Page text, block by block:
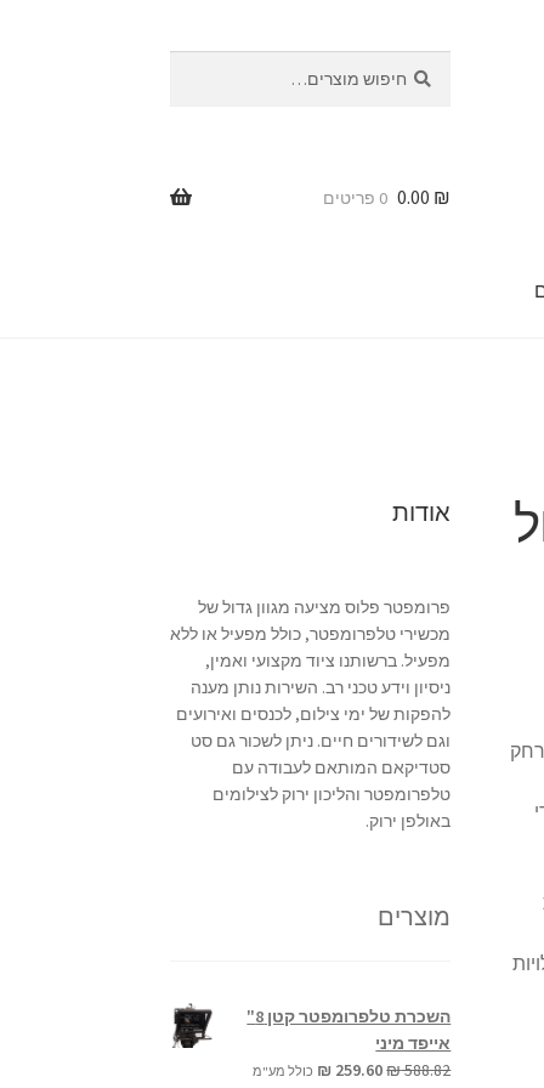
עבור:
₪ 0 פריטים
מרחק
אודות
פרומפטר פלוס מציעה מגוון גדול של
מכשירי טלפרומפטר, כולל מפעיל או ללא
מפעיל. ברשותנו ציוד מקצועי ואמין,
ניסיון וידע טכני רב. השירות נותן מענה
להפקות של ימי צילום, לכנסים ואירועים
וגם לשידורים חיים. ניתן לשכור גם סט
סטדיקאם המותאם לעבודה עם
טלפרומפטר והליכון ירוק לצילומים
באולפן ירוק.
מוצרים
השכרת טלפרומפטר קטן 8"
אייפד מיני
₪588.82
המחיר ₪ 259.60
המחיר
כולל מע"מ